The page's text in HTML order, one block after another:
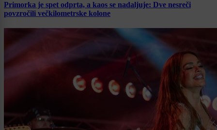
Primorka je spet odprta, a kaos se nadaljuje: Dve nesreči
povzročili večkilometrske kolone